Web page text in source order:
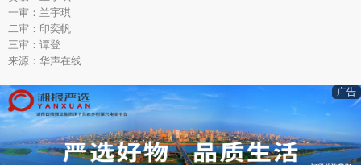
一审：兰宇琪
二审：印奕帆
三审：谭登
来源：华声在线
广告